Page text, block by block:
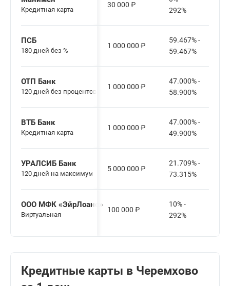
Кредитная карта
30 000 ₽
292%
ПСБ
180 дней без %
1 000 000 ₽
59.467% -
59.467%
ОТП Банк
120 дней без процентов
1 000 000 ₽
47.000% -
58.900%
ВТБ Банк
Кредитная карта
1 000 000 ₽
47.000% -
49.900%
УРАЛСИБ Банк
120 дней на максимум
5 000 000 ₽
21.709% -
73.315%
ООО МФК «ЭйрЛоанс»
Виртуальная
100 000 ₽
10% -
292%
Кредитные карты в Черемхово